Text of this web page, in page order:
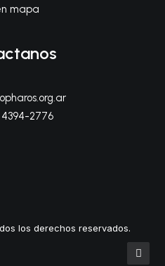
mapa
4394-2776
los derechos reservados.